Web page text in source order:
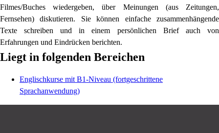
Filmes/Buches wiedergeben, über Meinungen (aus Zeitungen,
Fernsehen) diskutieren. Sie können einfache zusammenhängende
Texte schreiben und in einem persönlichen Brief auch von
Erfahrungen und Eindrücken berichten.
Liegt in folgenden Bereichen
Englischkurse mit B1-Niveau (fortgeschrittene
Sprachanwendung)